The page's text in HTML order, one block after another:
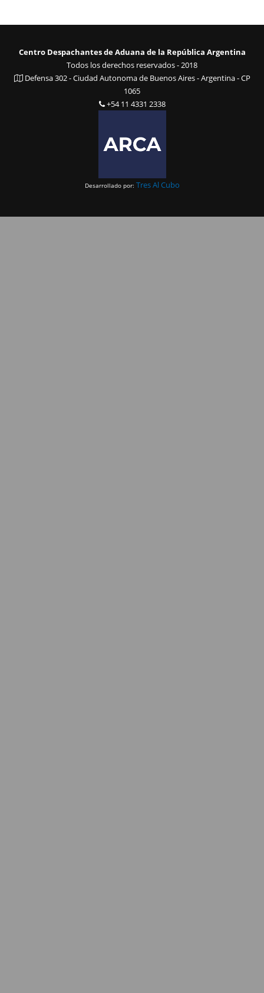
Centro Despachantes de Aduana de la República Argentina
Todos los derechos reservados - 2018
Defensa 302 - Ciudad Autonoma de Buenos Aires - Argentina - CP
1065
+54 11 4331 2338
Desarrollado por: Tres Al Cubo